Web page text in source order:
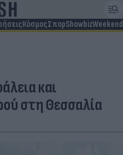
ΚόσμοςΣπορShowbizWeekend
και
στη Θεσσαλία